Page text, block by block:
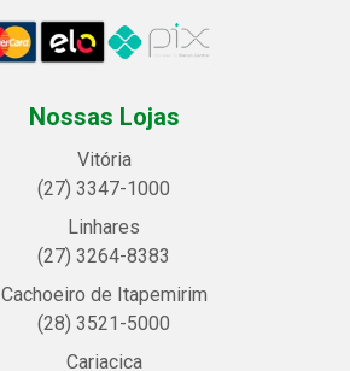
Nossas Lojas
Vitória
(27) 3347-1000
Linhares
(27) 3264-8383
Cachoeiro de Itapemirim
(28) 3521-5000
Cariacica